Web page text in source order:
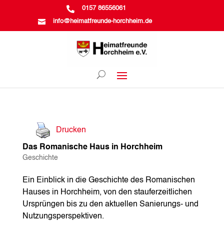
 0157 86556061
 info@heimatfreunde-horchheim.de
Drucken
Das Romanische Haus in Horchheim
Geschichte
Ein Einblick in die Geschichte des Romanischen
Hauses in Horchheim, von den stauferzeitlichen
Ursprüngen bis zu den aktuellen Sanierungs- und
Nutzungsperspektiven.